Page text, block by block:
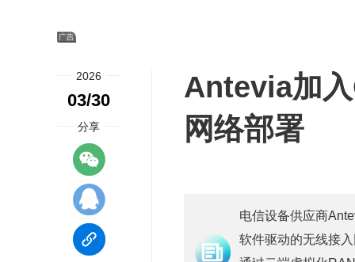
Antevia加
网络部署
电信设备供应商
软件驱动的无线接
2026
03/30
分享